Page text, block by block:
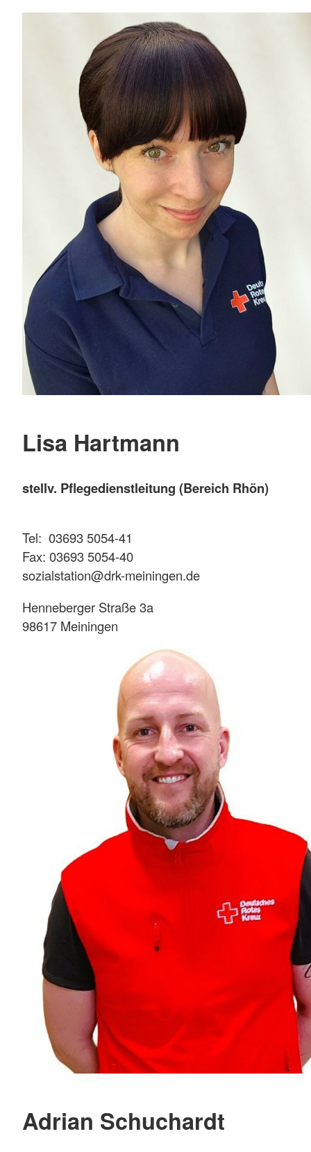
Lisa Hartmann
stellv. Pflegedienstleitung (Bereich Rhön)
Tel: 03693 5054-41
Fax: 03693 5054-40
sozialstation@drk-meiningen.de
Henneberger Straße 3a
98617 Meiningen
Adrian Schuchardt